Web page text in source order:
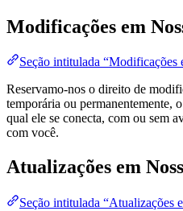
Modificações em
Seção intitulada “Modificações
Reservamo-nos o direito de
temporária ou permanentemente,
qual ele se conecta, com ou sem
com você.
Atualizações em
Seção intitulada “Atualizações